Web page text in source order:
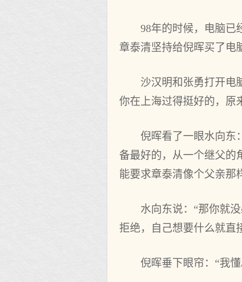
98年的时候，电脑已
章泰清坚持给倪晖买了电
沙汉明和张勇打开电
你在上海过得挺好的，原
倪晖看了一眼水向东
备最好的，从一个继父的
能要求章泰清像个父亲那
水向东说：“那你就
拒绝，自己想要什么就直
倪晖垂下眼帘：“我懂